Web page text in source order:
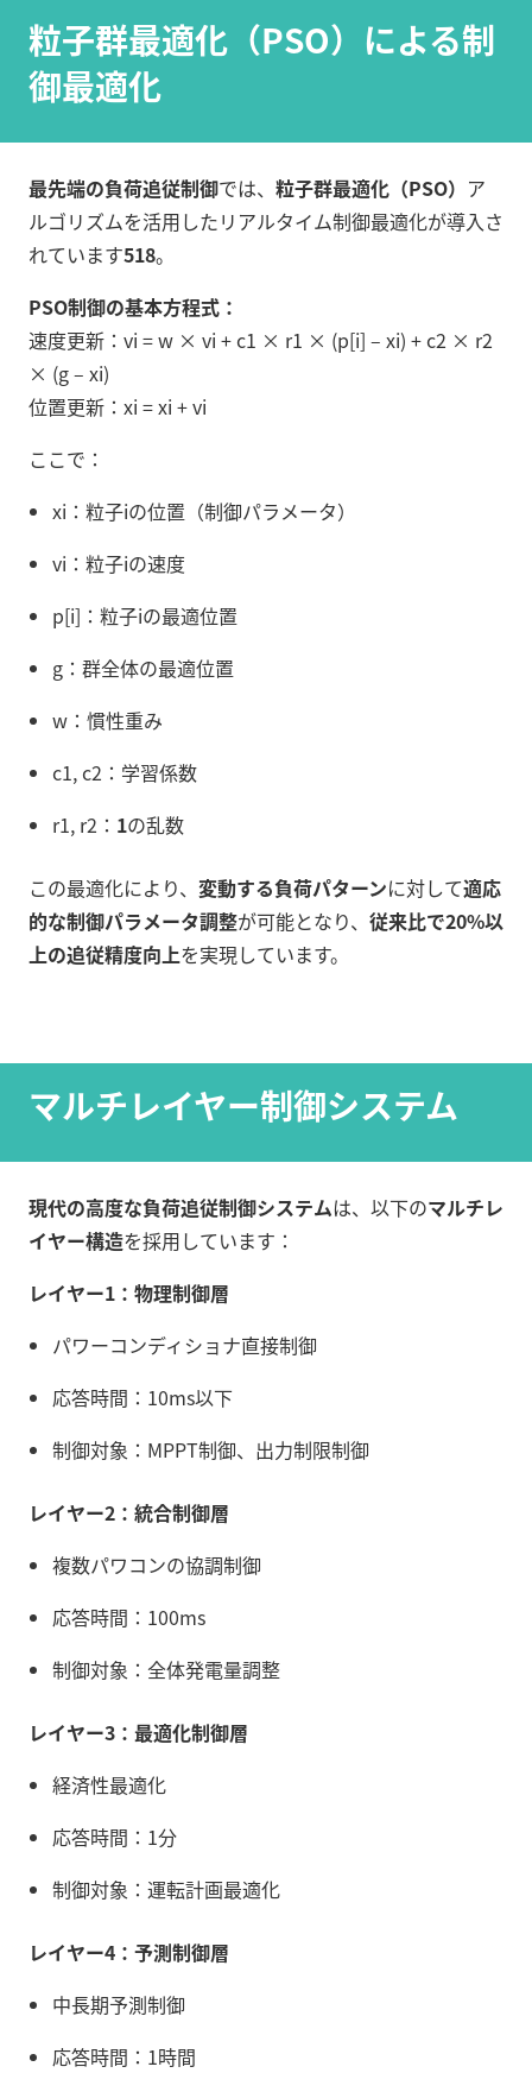
粒子群最適化（PSO）による制
御最適化
最先端の負荷追従制御では、 粒子群最適化（PSO） ア
ルゴリズムを活用したリアルタイム制御最適化が導入さ
れています518。
PSO制御の基本方程式：
速度更新：vi = w × vi + c1 × r1 × (p[i] – xi) + c2 × r2
× (g – xi)
位置更新：xi = xi + vi
ここで：
xi：粒子iの位置（制御パラメータ）
vi：粒子iの速度
p[i]：粒子iの最適位置
g：群全体の最適位置
w：慣性重み
c1, c2：学習係数
r1, r2： 1の乱数
この最適化により、 変動する負荷パターンに対して適応
的な制御パラメータ調整が可能となり、 従来比で20%以
上の追従精度向上を実現しています。
マルチレイヤー制御システム
現代の高度な負荷追従制御システムは、以下のマルチレ
イヤー構造を採用しています：
レイヤー1：物理制御層
パワーコンディショナ直接制御
応答時間：10ms以下
制御対象：MPPT制御、出力制限制御
レイヤー2：統合制御層
複数パワコンの協調制御
応答時間：100ms
制御対象：全体発電量調整
レイヤー3：最適化制御層
経済性最適化
応答時間：1分
制御対象：運転計画最適化
レイヤー4：予測制御層
中長期予測制御
応答時間：1時間